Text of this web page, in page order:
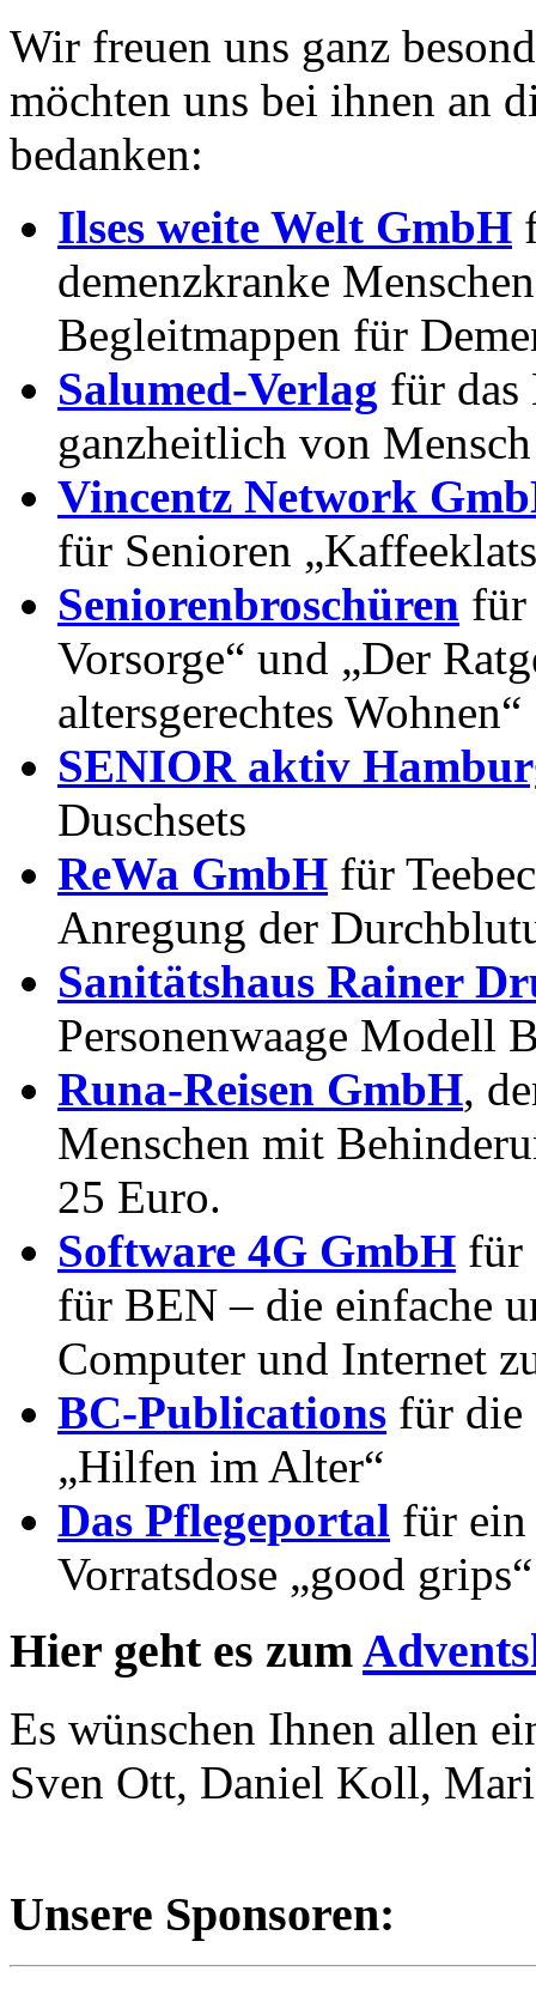
Wir freuen uns ganz
möchten uns bei ihnen an
bedanken:
Ilses weite Welt GmbH
demenzkranke
Begleitmappen für
Salumed-Verlag für
ganzheitlich von
Vincentz Network
für Senioren
Seniorenbroschüren für
Vorsorge“ und „Der
altersgerechtes Wohnen“
SENIOR aktiv
Duschsets
ReWa GmbH für
Anregung der
Sanitätshaus Rainer
Personenwaage Modell
Runa-Reisen GmbH,
Menschen mit
25 Euro.
Software 4G GmbH für
für BEN – die einfache
Computer und Internet
BC-Publications für die
„Hilfen im Alter“
Das Pflegeportal für ein
Vorratsdose „good grips“
Hier geht es zum
Es wünschen Ihnen allen
Sven Ott, Daniel Koll,
Unsere Sponsoren: